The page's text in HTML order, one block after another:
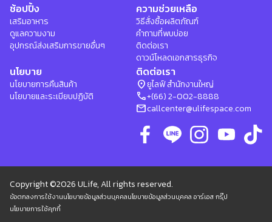
ช้อปปิ้ง
เสริมอาหาร
ดูแลความงาม
อุปกรณ์ส่งเสริมการขายอื่นๆ
ความช่วยเหลือ
วิธีสั่งซื้อผลิตภัณฑ์
คำถามที่พบบ่อย
ติดต่อเรา
ดาวน์โหลดเอกสารธุรกิจ
นโยบาย
นโยบายการคืนสินค้า
นโยบายและระเบียบปฏิบัติ
ติดต่อเรา
location_onยูไลฟ์ สำนักงานใหญ่
phone+(66) 2-002-8888
mailcallcenter@ulifespace.com
Copyright ©2026 ULife, All rights reserved.
ข้อตกลงการใช้งานนโยบายข้อมูลส่วนบุคคลนโยบายข้อมูลส่วนบุคคล อาร์เอส กรุ๊ป
นโยบายการใช้คุกกี้